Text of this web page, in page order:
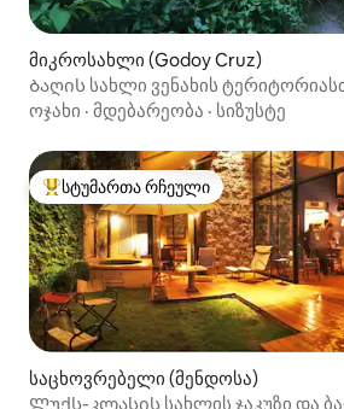
მიკროსახლი (Godoy Cruz)
Ბაღის სახლი ვენახის
ოჯახი · მდებარეობა · სიზუსტე
სტუმართა რჩეული მოწინავე ვარიანტი
სტუმართა რჩეული
საცხოვრებელი (მენდოსა)
Ლუქს-კლასის სახლის ჯაკუზი და